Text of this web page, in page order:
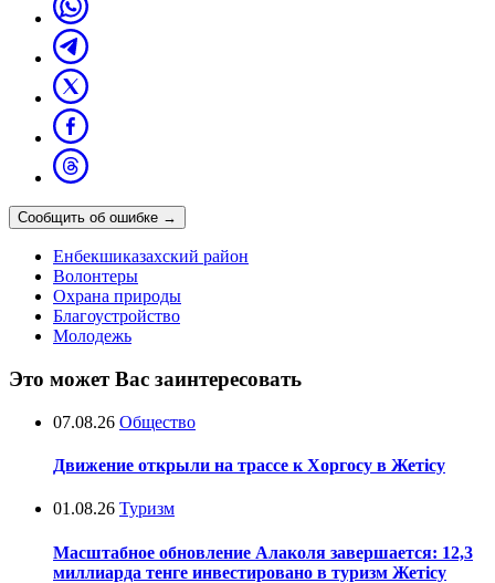
Сообщить об ошибке →
Енбекшиказахский район
Волонтеры
Охрана природы
Благоустройство
Молодежь
Это может Вас заинтересовать
07.08.26 Общество
Движение открыли на трассе к Хоргосу в Жетісу
01.08.26 Туризм
Масштабное обновление Алаколя завершается: 12,3
миллиарда тенге инвестировано в туризм Жетісу